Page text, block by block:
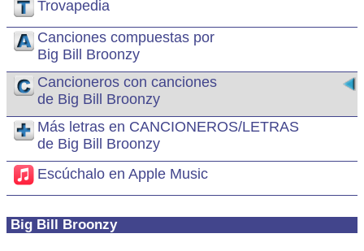
Trovapedia
Canciones compuestas por
Big Bill Broonzy
Cancioneros con canciones
de Big Bill Broonzy
Más letras en CANCIONEROS/LETRAS
de Big Bill Broonzy
Escúchalo en Apple Music
Big Bill Broonzy